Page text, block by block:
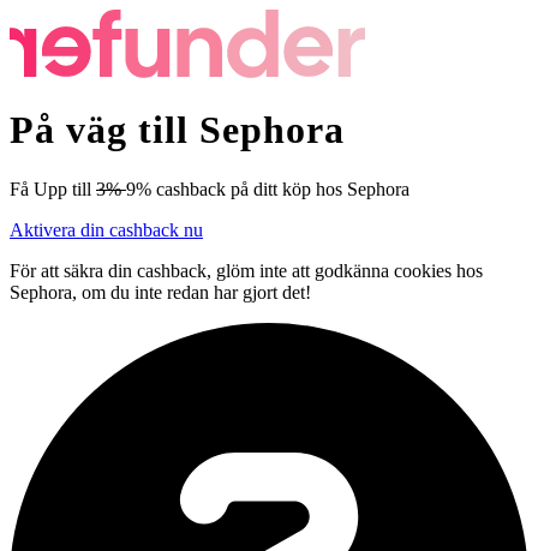
På väg till Sephora
Få Upp till 3%9% cashback på ditt köp hos Sephora
Aktivera din cashback nu
För att säkra din cashback, glöm inte att godkänna cookies hos
Sephora, om du inte redan har gjort det!